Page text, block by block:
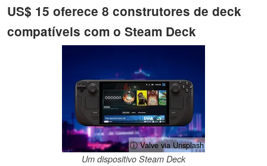
US$ 15 oferece 8 construtores de deck
compatíveis com o Steam Deck
ⓘ Valve via Unsplash
Um dispositivo Steam Deck